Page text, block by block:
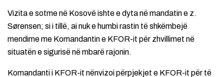
Vizita e sotme në Kosovë ishte e dyta në mandatin e z.
Sørensen; si i tillë, ai nuk e humbi rastin të shkëmbejë
mendime me Komandantin e KFOR-it për zhvillimet në
situatën e sigurisë në mbarë rajonin.
Komandanti i KFOR-it nënvizoi përpjekjet e KFOR-it për të